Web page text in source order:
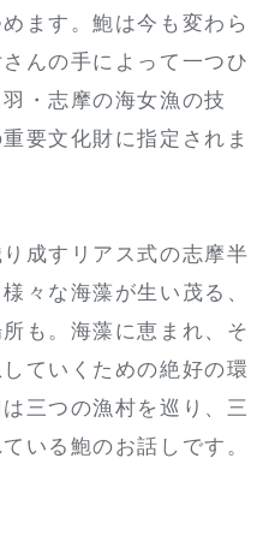
ます。鮑は今も変わら
んの手によって一つひ
・志摩の海女漁の技
要文化財に指定されま
成すリアス式の志摩半
々な海藻が生い茂る、
も。海藻に恵まれ、そ
ていくための絶好の環
三つの漁村を巡り、三
いる鮑のお話しです。